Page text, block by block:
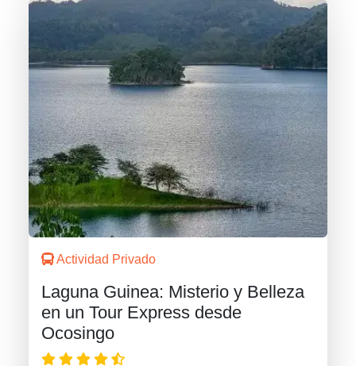
Actividad Privado
Laguna Guinea: Misterio y Belleza
en un Tour Express desde
Ocosingo